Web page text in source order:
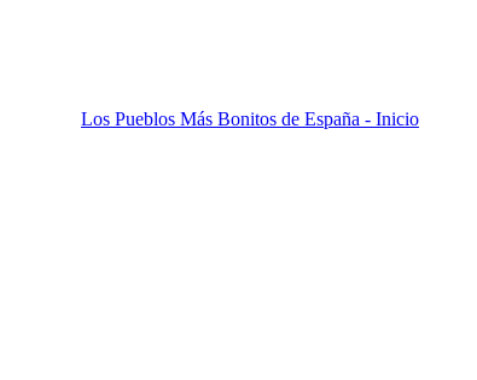
Los Pueblos Más Bonitos de España - Inicio